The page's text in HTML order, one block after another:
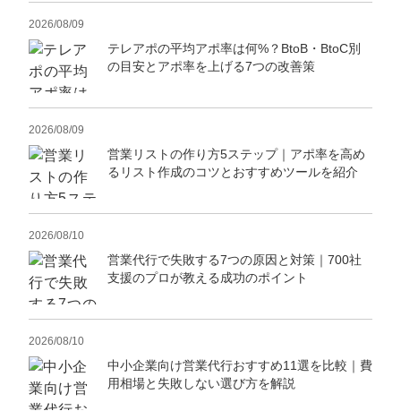
2026/08/09
テレアポの平均アポ率は何%？BtoB・BtoC別
の目安とアポ率を上げる7つの改善策
2026/08/09
営業リストの作り方5ステップ｜アポ率を高め
るリスト作成のコツとおすすめツールを紹介
2026/08/10
営業代行で失敗する7つの原因と対策｜700社
支援のプロが教える成功のポイント
2026/08/10
中小企業向け営業代行おすすめ11選を比較｜費
用相場と失敗しない選び方を解説